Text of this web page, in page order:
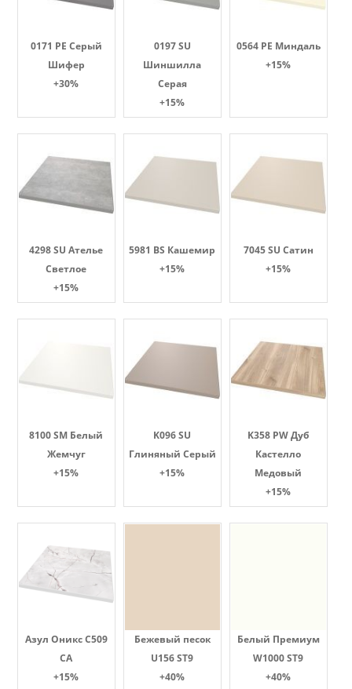
0171 PE Серый
Шифер
+30%
0197 SU
Шиншилла
Серая
+15%
0564 PE Миндаль
+15%
4298 SU Ателье
Светлое
+15%
5981 BS Кашемир
+15%
7045 SU Сатин
+15%
8100 SM Белый
Жемчуг
+15%
K096 SU
Глиняный Серый
+15%
K358 PW Дуб
Кастелло
Медовый
+15%
Азул Оникс С509
СА
+15%
Бежевый песок
U156 ST9
+40%
Белый Премиум
W1000 ST9
+40%